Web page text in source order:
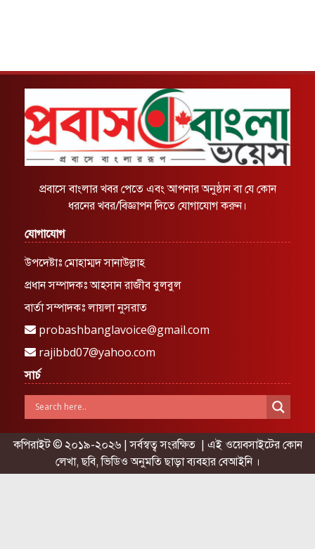
প্রবাসে বাংলার খবর পেতে এবং আপনার অনুষ্ঠান বা যে কোন
ধরনের খবর/বিজ্ঞাপন দিতে যোগাযোগ করুন।
যোগাযোগ
উপদেষ্টাঃ মোহাম্মদ সানাউল্লাহ
প্রধান সম্পাদকঃ আহসান রাজীব বুলবুল
বার্তা সম্পাদকঃ লায়লা নুসরাত
probashbanglavoice@gmail.com
rajibbd07@yahoo.com
সার্চ
কপিরাইট © ২০১৯-২০২৬ | সর্বস্বত্ব সংরক্ষিত | এই ওয়েবসাইটের কোন
লেখা, ছবি, ভিডিও অনুমতি ছাড়া ব্যবহার বেআইনি ।